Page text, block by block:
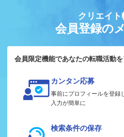
クリエイト
会員登録の
会員限定機能であなたの転職活動を
カンタン応募
事前にプロフィールを登録
入力が簡単に
検索条件の保存